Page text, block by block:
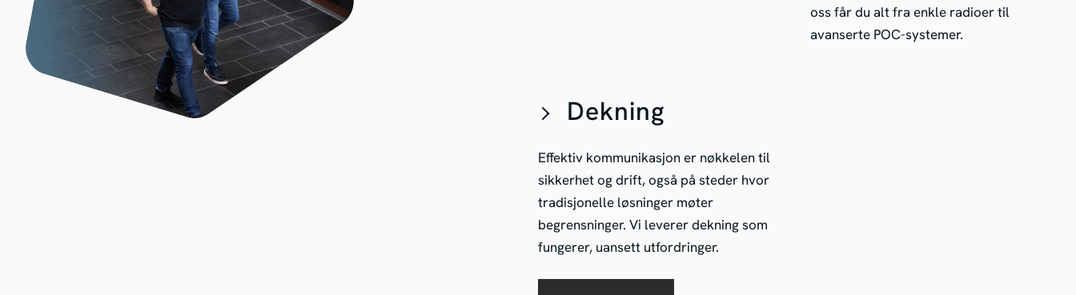
oss får du alt fra enkle radioer til
avanserte POC-systemer.
Dekning
Effektiv kommunikasjon er nøkkelen til
sikkerhet og drift, også på steder hvor
tradisjonelle løsninger møter
begrensninger. Vi leverer dekning som
fungerer, uansett utfordringer.